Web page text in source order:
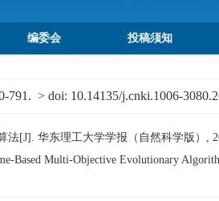
编委会 投稿须知
791. > doi: 10.14135/j.cnki.1006-
[J]. 华东理工大学学报（自然科学版）,
Based Multi-Objective Evolutionary